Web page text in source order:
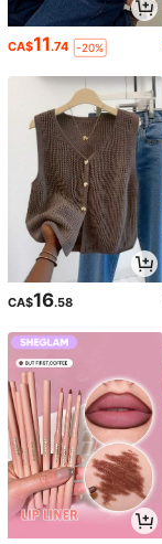
CA$11.74 -20%
CA$16.58